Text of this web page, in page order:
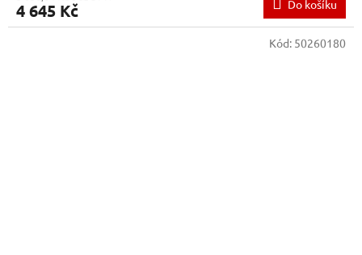
4 645 Kč Do košíku
Kód: 50260180